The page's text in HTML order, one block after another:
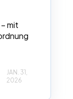
mit
JAN. 31,
2026